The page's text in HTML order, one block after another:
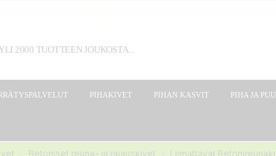
PIHAKIVET PIHAN KASVIT PIHA JA
Betoniset reuna- ja rajauskivet Liimattavat